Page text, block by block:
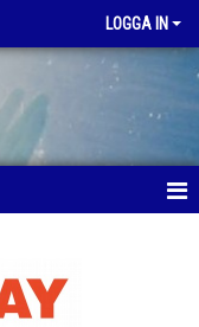
LOGGA IN